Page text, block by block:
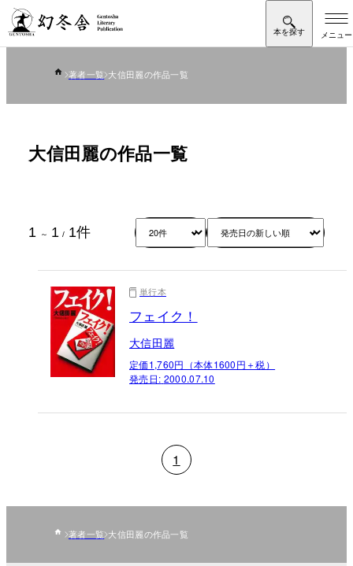
著者一覧 大信田麗の作品一覧
大信田麗の作品一覧
1 ～ 1 / 1件
単行本
フェイク！
大信田麗
定価1,760円（本体1600円＋税）
発売日: 2000.07.10
1
著者一覧 大信田麗の作品一覧